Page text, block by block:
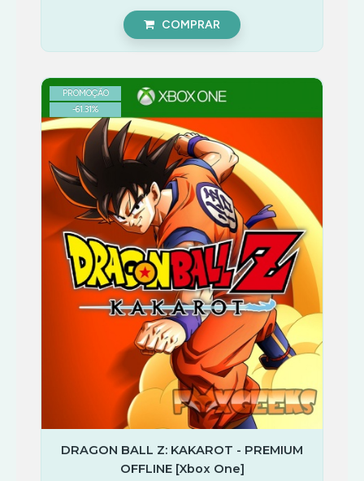
COMPRAR
PROMOÇÃO
-61.31%
DRAGON BALL Z: KAKAROT - PREMIUM
OFFLINE [Xbox One]